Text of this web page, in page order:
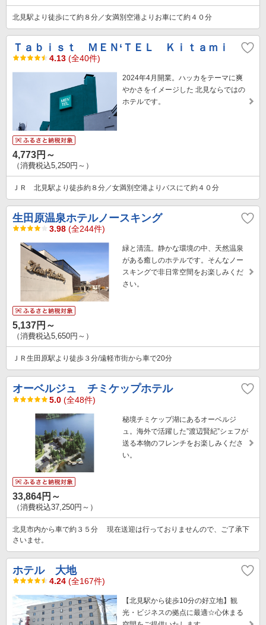
北見駅より徒歩にて約８分／女満別空港よりお車にて約４０分
Ｔａｂｉｓｔ ＭＥＮ‘ＴＥＬ Ｋｉｔａｍｉ
4.13 (全40件)
2024年4月開業。ハッカをテーマに爽
やかさをイメージした 北見ならではの
ホテルです。
4,773円～
（消費税込5,250円～）
ＪＲ 北見駅より徒歩約８分／女満別空港よりバスにて約４０分
生田原温泉ホテルノースキング
3.98 (全244件)
緑と清流。静かな環境の中、天然温泉
がある癒しのホテルです。そんなノー
スキングで非日常空間をお楽しみくだ
さい。
5,137円～
（消費税込5,650円～）
ＪＲ生田原駅より徒歩３分/遠軽市街から車で20分
オーベルジュ チミケップホテル
5.0 (全48件)
秘境チミケップ湖にあるオーベルジ
ュ。海外で活躍した”渡辺賢紀”シェフが
送る本物のフレンチをお楽しみくださ
い。
33,864円～
（消費税込37,250円～）
北見市内から車で約３５分 現在送迎は行っておりませんので、ご了承下
さいませ。
ホテル 大地
4.24 (全167件)
【北見駅から徒歩10分の好立地】観
光・ビジネスの拠点に最適☆心休まる